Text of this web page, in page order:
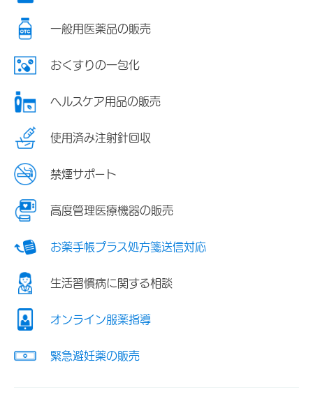
一般用医薬品の販売
おくすりの一包化
ヘルスケア用品の販売
使用済み注射針回収
禁煙サポート
高度管理医療機器の販売
お薬手帳プラス処方箋送信対応
生活習慣病に関する相談
オンライン服薬指導
緊急避妊薬の販売